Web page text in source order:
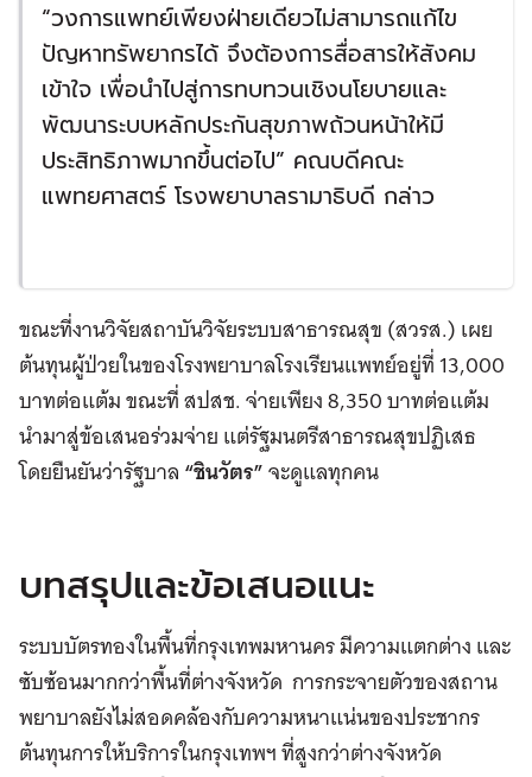
“วงการแพทย์เพียงฝ่ายเดียวไม่สามารถแก้ไข
ปัญหาทรัพยากรได้ จึงต้องการสื่อสารให้สังคม
เข้าใจ เพื่อนำไปสู่การทบทวนเชิงนโยบายและ
พัฒนาระบบหลักประกันสุขภาพถ้วนหน้าให้มี
ประสิทธิภาพมากขึ้นต่อไป​​​​​​​​​​​​​​​​” คณบดีคณะ
แพทยศาสตร์ โรงพยาบาลรามาธิบดี กล่าว
ขณะที่งานวิจัยสถาบันวิจัยระบบสาธารณสุข (สวรส.) เผย
ต้นทุนผู้ป่วยในของโรงพยาบาลโรงเรียนแพทย์อยู่ที่ 13,000
บาทต่อแต้ม ขณะที่ สปสช. จ่ายเพียง 8,350 บาทต่อแต้ม
นำมาสู่ข้อเสนอร่วมจ่าย แต่รัฐมนตรีสาธารณสุขปฏิเสธ
โดยยืนยันว่ารัฐบาล“ชินวัตร”จะดูแลทุกคน
บทสรุปและข้อเสนอแนะ
ระบบบัตรทองในพื้นที่กรุงเทพมหานคร มีความแตกต่าง และ
ซับซ้อนมากกว่าพื้นที่ต่างจังหวัด การกระจายตัวของสถาน
พยาบาลยังไม่สอดคล้องกับความหนาแน่นของประชากร
ต้นทุนการให้บริการในกรุงเทพฯ ที่สูงกว่าต่างจังหวัด